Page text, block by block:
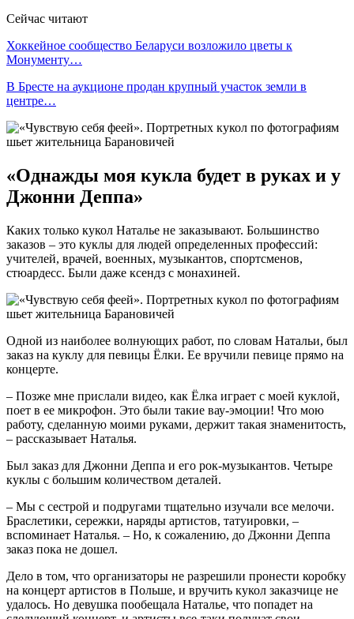
Сейчас читают
Хоккейное сообщество Беларуси возложило цветы к
Монументу…
В Бресте на аукционе продан крупный участок земли в
центре…
«Однажды моя кукла будет в руках и у
Джонни Деппа»
Каких только кукол Наталье не заказывают. Большинство
заказов – это куклы для людей определенных профессий:
учителей, врачей, военных, музыкантов, спортсменов,
стюардесс. Были даже ксендз с монахиней.
Одной из наиболее волнующих работ, по словам Натальи, был
заказ на куклу для певицы Ёлки. Ее вручили певице прямо на
концерте.
– Позже мне прислали видео, как Ёлка играет с моей куклой,
поет в ее микрофон. Это были такие вау-эмоции! Что мою
работу, сделанную моими руками, держит такая знаменитость,
– рассказывает Наталья.
Был заказ для Джонни Деппа и его рок-музыкантов. Четыре
куклы с большим количеством деталей.
– Мы с сестрой и подругами тщательно изучали все мелочи.
Браслетики, сережки, наряды артистов, татуировки, –
вспоминает Наталья. – Но, к сожалению, до Джонни Деппа
заказ пока не дошел.
Дело в том, что организаторы не разрешили пронести коробку
на концерт артистов в Польше, и вручить кукол заказчице не
удалось. Но девушка пообещала Наталье, что попадет на